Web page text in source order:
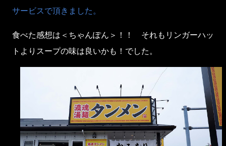
サービスで頂きました。
食べた感想は＜ちゃんぽん＞！！ それもリンガーハッ
トよりスープの味は良いかも！でした。